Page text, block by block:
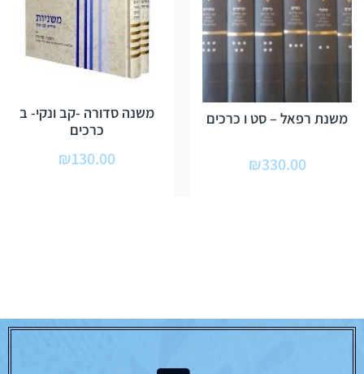
משנת רפאל – סט ו כרכים
₪330.00
משנה סדורה -קב ונקי- ב
כרכים
₪130.00